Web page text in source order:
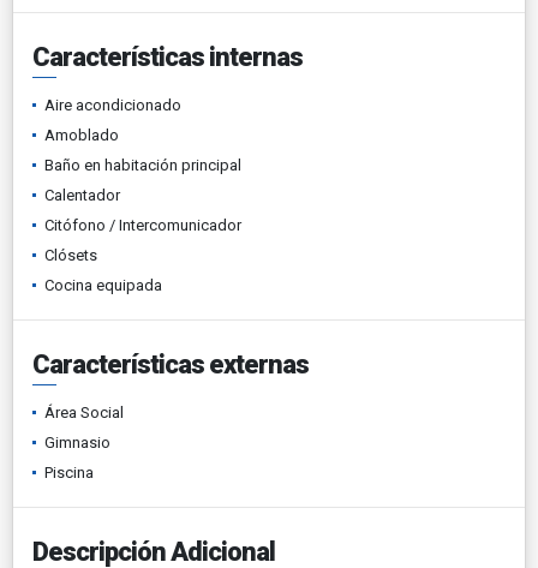
Características internas
Aire acondicionado
Amoblado
Baño en habitación principal
Calentador
Citófono / Intercomunicador
Clósets
Cocina equipada
Características externas
Área Social
Gimnasio
Piscina
Descripción Adicional